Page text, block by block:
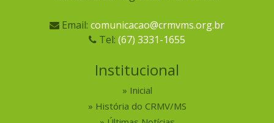
Email: comunicacao@crmvms.org.br
Tel: (67) 3331-1655
Institucional
Inicial
História do CRMV/MS